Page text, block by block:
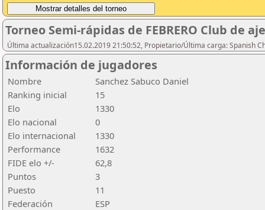
Torneo Semi-rápidas de FEBRERO Club de
Última actualización15.02.2019 21:50:52, Propietario/Última carga: Spanish
Información de jugadores
Nombre
Sanchez Sabuco Daniel
Ranking inicial
15
Elo
1330
Elo nacional
0
Elo internacional
1330
Performance
1632
FIDE elo +/-
62,8
Puntos
3
Puesto
11
Federación
ESP